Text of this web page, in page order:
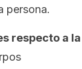
persona.
respecto a la